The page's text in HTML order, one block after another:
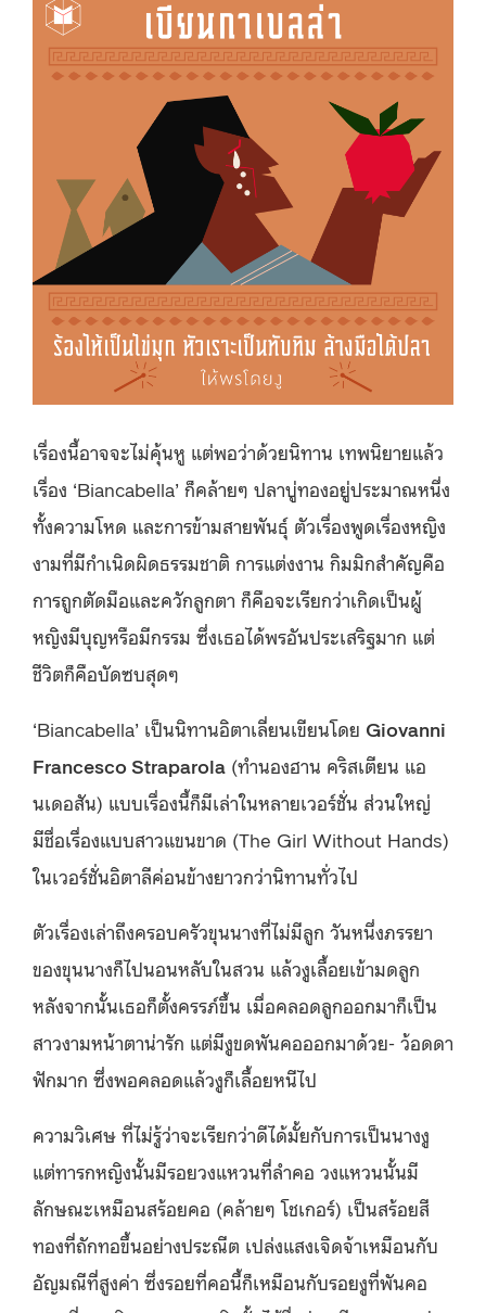
เรื่องนี้อาจจะไม่คุ้นหู แต่พอว่าด้วยนิทาน เทพนิยายแล้ว
เรื่อง ‘Biancabella’ ก็คล้ายๆ ปลาบู่ทองอยู่ประมาณหนึ่ง
ทั้งความโหด และการข้ามสายพันธุ์ ตัวเรื่องพูดเรื่องหญิง
งามที่มีกำเนิดผิดธรรมชาติ การแต่งงาน กิมมิกสำคัญคือ
การถูกตัดมือและควักลูกตา ก็คือจะเรียกว่าเกิดเป็นผู้
หญิงมีบุญหรือมีกรรม ซึ่งเธอได้พรอันประเสริฐมาก แต่
ชีวิตก็คือบัดซบสุดๆ
‘Biancabella’ เป็นนิทานอิตาเลี่ยนเขียนโดย Giovanni
Francesco Straparola (ทำนองฮาน คริสเตียน แอ
นเดอสัน) แบบเรื่องนี้ก็มีเล่าในหลายเวอร์ชั่น ส่วนใหญ่
มีชื่อเรื่องแบบสาวแขนขาด (The Girl Without Hands)
ในเวอร์ชั่นอิตาลีค่อนข้างยาวกว่านิทานทั่วไป
ตัวเรื่องเล่าถึงครอบครัวขุนนางที่ไม่มีลูก วันหนึ่งภรรยา
ของขุนนางก็ไปนอนหลับในสวน แล้วงูเลื้อยเข้ามดลูก
หลังจากนั้นเธอก็ตั้งครรภ์ขึ้น เมื่อคลอดลูกออกมาก็เป็น
สาวงามหน้าตาน่ารัก แต่มีงูขดพันคอออกมาด้วย- ว้อดดา
ฟักมาก ซึ่งพอคลอดแล้วงูก็เลื้อยหนีไป
ความวิเศษ ที่ไม่รู้ว่าจะเรียกว่าดีได้มั้ยกับการเป็นนางงู
แต่ทารกหญิงนั้นมีรอยวงแหวนที่ลำคอ วงแหวนนั้นมี
ลักษณะเหมือนสร้อยคอ (คล้ายๆ โชเกอร์) เป็นสร้อยสี
ทองที่ถักทอขึ้นอย่างประณีต เปล่งแสงเจิดจ้าเหมือนกับ
อัญมณีที่สูงค่า ซึ่งรอยที่คอนี้ก็เหมือนกับรอยงูที่พันคอ